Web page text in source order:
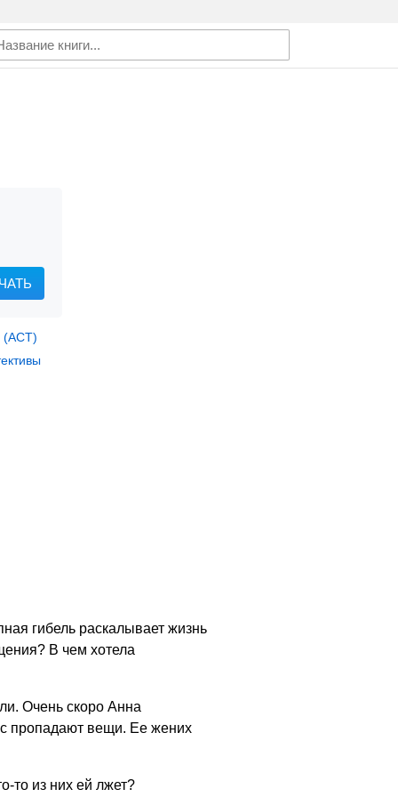
(АСТ)
гибель раскалывает жизнь
В чем хотела
Очень скоро Анна
пропадают вещи. Ее жених
то из них ей лжет?